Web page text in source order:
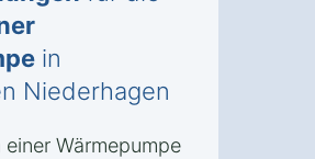
in
Niederhagen
Wärmepumpe